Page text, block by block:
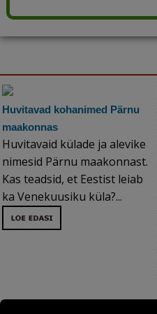
Huvitavad kohanimed Pärnu
maakonnas
Huvitavaid külade ja alevike
nimesid Pärnu maakonnast.
Kas teadsid, et Eestist leiab
ka Venekuusiku küla?...